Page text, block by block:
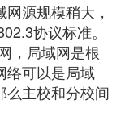
源规模稍大，
协议标准。
，局域网是根
络可以是局域
么主校和分校间